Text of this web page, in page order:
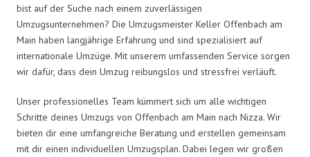
bist auf der Suche nach einem zuverlässigen
Umzugsunternehmen? Die Umzugsmeister Keller Offenbach am
Main haben langjährige Erfahrung und sind spezialisiert auf
internationale Umzüge. Mit unserem umfassenden Service sorgen
wir dafür, dass dein Umzug reibungslos und stressfrei verläuft.
Unser professionelles Team kümmert sich um alle wichtigen
Schritte deines Umzugs von Offenbach am Main nach Nizza. Wir
bieten dir eine umfangreiche Beratung und erstellen gemeinsam
mit dir einen individuellen Umzugsplan. Dabei legen wir großen